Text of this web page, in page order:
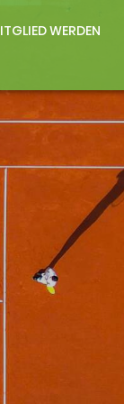
WERDEN